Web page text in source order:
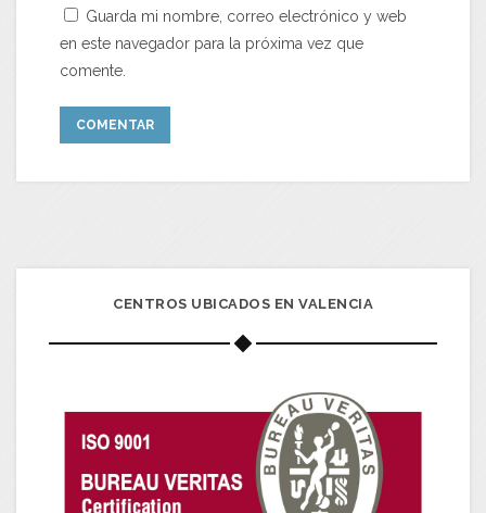
Guarda mi nombre, correo electrónico y web
en este navegador para la próxima vez que
comente.
CENTROS UBICADOS EN VALENCIA